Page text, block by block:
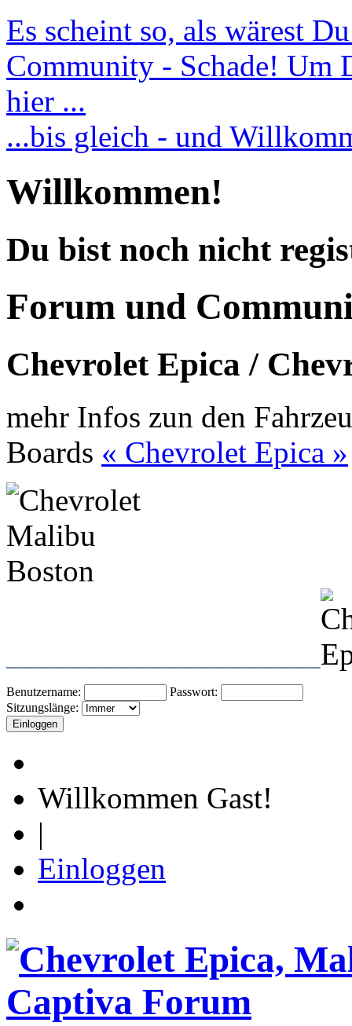
Es scheint so, als wärest
Community - Schade! Um
hier ...
...bis gleich - und
Willkommen!
Du bist noch nicht
Forum und
Chevrolet Epica /
mehr Infos zun den
Boards « Chevrolet Epica »
Benutzername:
Passwort:
Sitzungslänge:
Willkommen Gast!
|
Einloggen